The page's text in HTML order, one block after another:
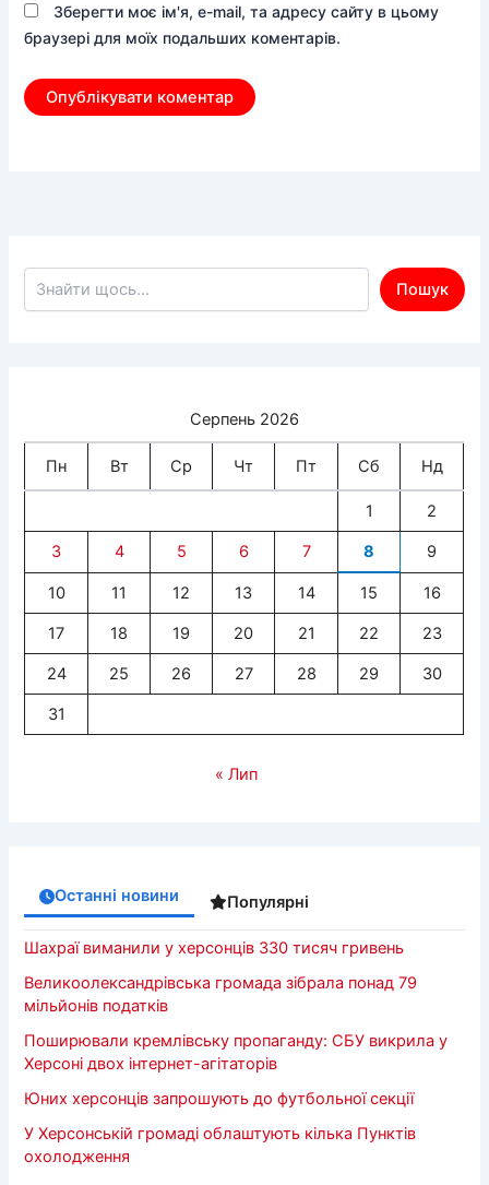
Зберегти моє ім'я, e-mail, та адресу сайту в цьому
браузері для моїх подальших коментарів.
Пошук по сайту
Пошук
Серпень 2026
Пн Вт Ср Чт Пт Сб Нд
1 2
3 4 5 6 7 8 9
10 11 12 13 14 15 16
17 18 19 20 21 22 23
24 25 26 27 28 29 30
31
« Лип
Останні новини Популярні
Шахраї виманили у херсонців 330 тисяч гривень
Великоолександрівська громада зібрала понад 79
мільйонів податків
Поширювали кремлівську пропаганду: СБУ викрила у
Херсоні двох інтернет-агітаторів
Юних херсонців запрошують до футбольної секції
У Херсонській громаді облаштують кілька Пунктів
охолодження